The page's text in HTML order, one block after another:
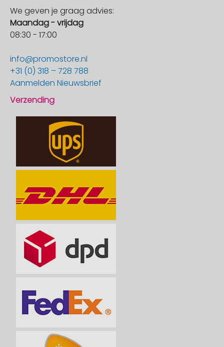
We geven je graag advies:
Maandag - vrijdag
08:30 - 17:00
info@promostore.nl
+31 (0) 318 – 728 788
Aanmelden Nieuwsbrief
Verzending